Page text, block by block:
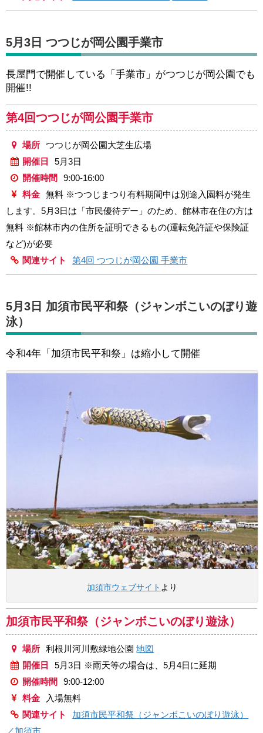
5月3日 つつじが岡公園手業市
長屋門で開催している「手業市」がつつじが岡公園でも
開催!!
第4回つつじが岡公園手業市
場所
つつじが岡公園大芝生広場
開催日
5月3日
開催時間
9:00-16:00
料金
無料 ※つつじまつり有料期間中は別途入園料が発生
します。5月3日は「市民優待デー」のため、館林市在住の方は
無料 ※館林市内の住所を証明できるもの(運転免許証や保険証
など)が必要
関連サイト
第4回 つつじが岡公園 手業市
5月3日 加須市民平和祭（ジャンボこいのぼり遊
泳）
令和4年「加須市民平和祭」は縮小して開催
加須市ウェブサイト より
加須市民平和祭（ジャンボこいのぼり遊泳）
場所 利根川河川敷緑地公園地図
開催日
5月3日 ※雨天等の場合は、5月4日に延期
開催時間
9:00-12:00
料金
入場無料
関連サイト
加須市民平和祭（ジャンボこいのぼり遊泳）